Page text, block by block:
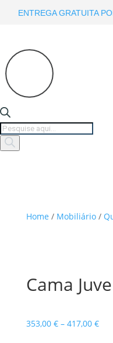
ENTREGA GRATUITA
Products
search
Home / Mobiliário/
Cama
353,00 € – 417,00 €Price